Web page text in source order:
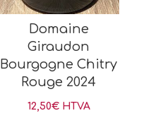
Domaine
Giraudon
Bourgogne Chitry
Rouge 2024
12,50€ HTVA